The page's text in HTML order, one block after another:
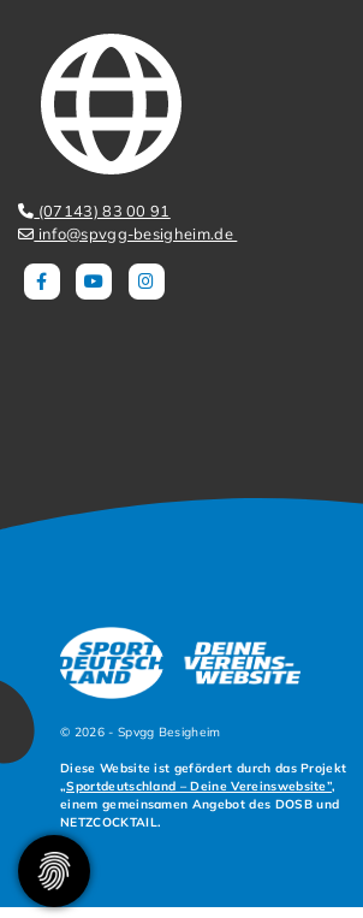
(07143) 83 00 91
info@spvgg-besigheim.de
© 2026 - Spvgg Besigheim
Diese Website ist gefördert durch das Projekt
„Sportdeutschland – Deine Vereinswebsite”,
einem gemeinsamen Angebot des DOSB und
NETZCOCKTAIL.